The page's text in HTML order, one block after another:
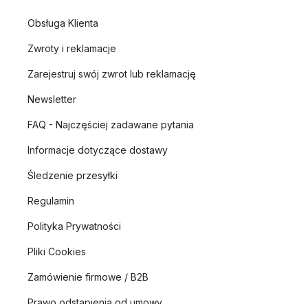
Obsługa Klienta
Zwroty i reklamacje
Zarejestruj swój zwrot lub reklamację
Newsletter
FAQ - Najczęściej zadawane pytania
Informacje dotyczące dostawy
Śledzenie przesyłki
Regulamin
Polityka Prywatności
Pliki Cookies
Zamówienie firmowe / B2B